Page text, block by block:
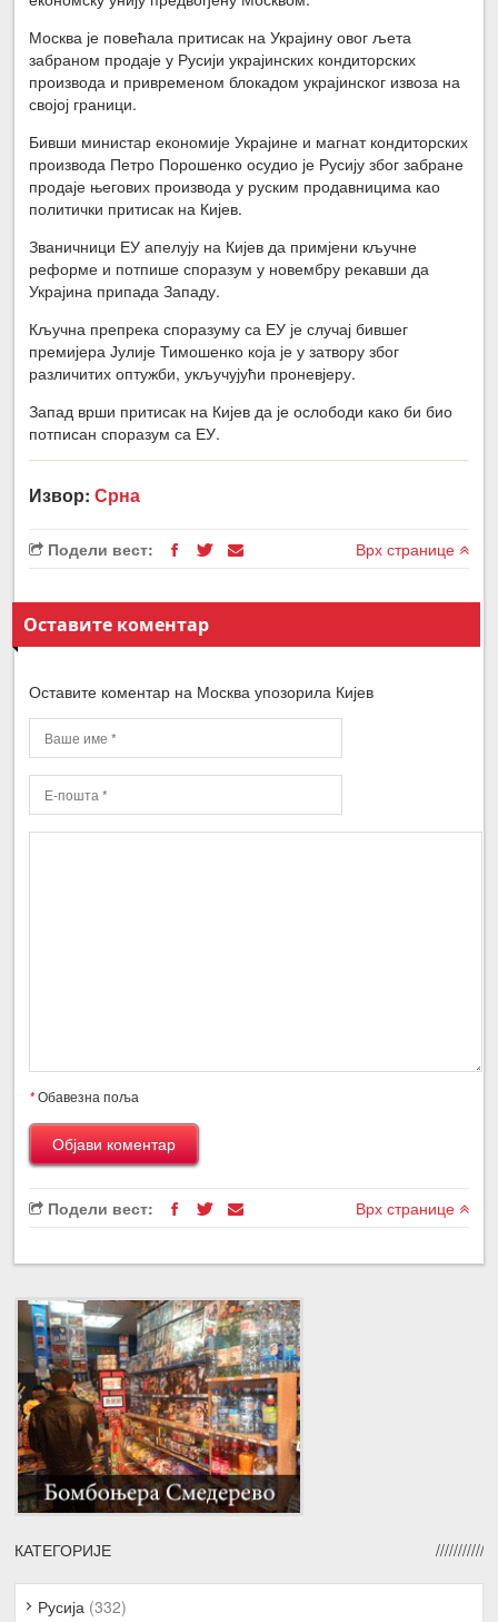
Москва је повећала притисак на Украјину овог љета
забраном продаје у Русији украјинских кондиторских
производа и привременом блокадом украјинског извоза на
својој граници.
Бивши министар економије Украјине и магнат кондиторских
производа Петро Порошенко осудио је Русију због забране
продаје његових производа у руским продавницима као
политички притисак на Кијев.
Званичници ЕУ апелују на Кијев да примјени кључне
реформе и потпише споразум у новембру рекавши да
Украјина припада Западу.
Кључна препрека споразуму са ЕУ је случај бившег
премијера Јулије Тимошенко која је у затвору због
различитих оптужби, укључујући проневјеру.
Запад врши притисак на Кијев да је ослободи како би био
потписан споразум са ЕУ.
Извор:Срна
Подели вест: Врх странице
Оставите коментар
Оставите коментар на Москва упозорила Кијев
*Обавезна поља
Подели вест: Врх странице
КАТЕГОРИЈЕ
Русија (332)